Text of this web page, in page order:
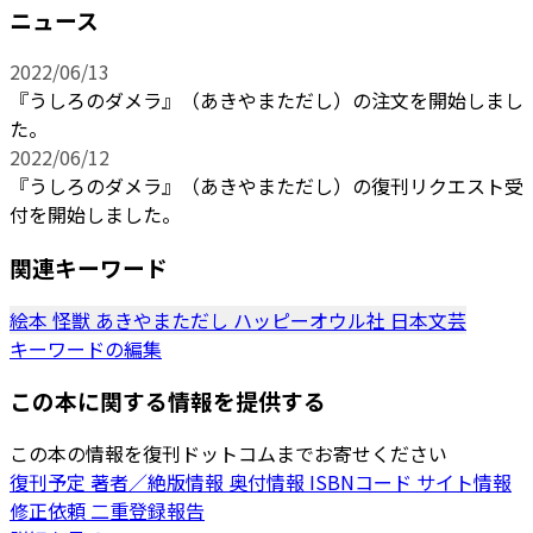
ニュース
2022/06/13
『うしろのダメラ』（あきやまただし）の注文を開始しまし
た。
2022/06/12
『うしろのダメラ』（あきやまただし）の復刊リクエスト受
付を開始しました。
関連キーワード
絵本 怪獣 あきやまただし ハッピーオウル社 日本文芸
キーワードの編集
この本に関する情報を提供する
この本の情報を復刊ドットコムまでお寄せください
復刊予定 著者／絶版情報 奥付情報 ISBNコード サイト情報
修正依頼二重登録報告